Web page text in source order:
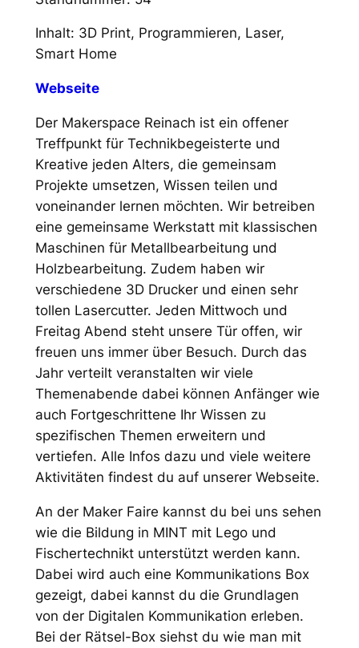
Inhalt: 3D Print, Programmieren, Laser,
Smart Home
Webseite
Der Makerspace Reinach ist ein offener
Treffpunkt für Technikbegeisterte und
Kreative jeden Alters, die gemeinsam
Projekte umsetzen, Wissen teilen und
voneinander lernen möchten. Wir betreiben
eine gemeinsame Werkstatt mit klassischen
Maschinen für Metallbearbeitung und
Holzbearbeitung. Zudem haben wir
verschiedene 3D Drucker und einen sehr
tollen Lasercutter. Jeden Mittwoch und
Freitag Abend steht unsere Tür offen, wir
freuen uns immer über Besuch. Durch das
Jahr verteilt veranstalten wir viele
Themenabende dabei können Anfänger wie
auch Fortgeschrittene Ihr Wissen zu
spezifischen Themen erweitern und
vertiefen. Alle Infos dazu und viele weitere
Aktivitäten findest du auf unserer Webseite.
An der Maker Faire kannst du bei uns sehen
wie die Bildung in MINT mit Lego und
Fischertechnikt unterstützt werden kann.
Dabei wird auch eine Kommunikations Box
gezeigt, dabei kannst du die Grundlagen
von der Digitalen Kommunikation erleben.
Bei der Rätsel-Box siehst du wie man mit